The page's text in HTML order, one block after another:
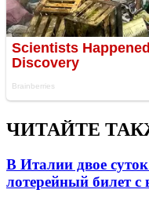
ЧИТАЙТЕ
В Италии двое
лотерейный билет